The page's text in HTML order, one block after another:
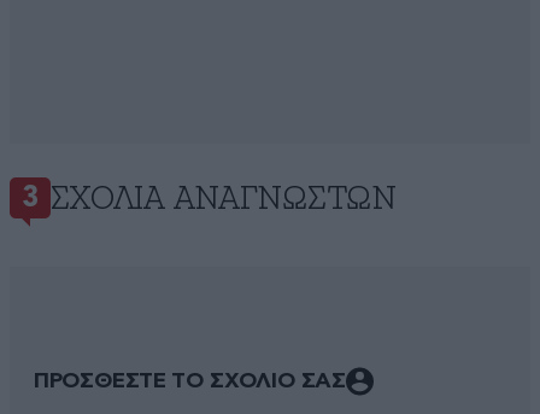
3 ΣΧΌΛΙΑ ΑΝΑΓΝΩΣΤΏΝ
ΠΡΟΣΘΕΣΤΕ ΤΟ ΣΧΟΛΙΟ ΣΑΣ